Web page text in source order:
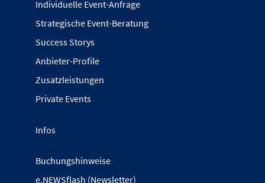
Individuelle Event-Anfrage
Strategische Event-Beratung
Success Storys
Anbieter-Profile
Zusatzleistungen
Private Events
Infos
Buchungshinweise
e.NEWSflash (Newsletter)